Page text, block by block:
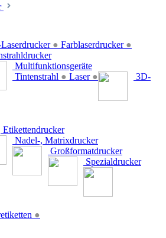
● Farblaserdrucker ●
Multifunktionsgeräte
Tintenstrahl ● Laser ● 3D-
Etikettendrucker
Nadel-, Matrixdrucker
Großformatdrucker
Spezialdrucker
●